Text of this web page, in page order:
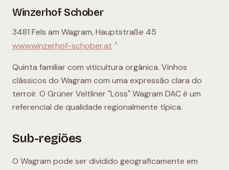
Winzerhof Schober
3481 Fels am Wagram, Hauptstraße 45
www.winzerhof-schober.at ↗
Quinta familiar com viticultura orgânica. Vinhos
clássicos do Wagram com uma expressão clara do
terroir. O Grüner Veltliner "Löss" Wagram DAC é um
referencial de qualidade regionalmente típica.
Sub-regiões
O Wagram pode ser dividido geograficamente em